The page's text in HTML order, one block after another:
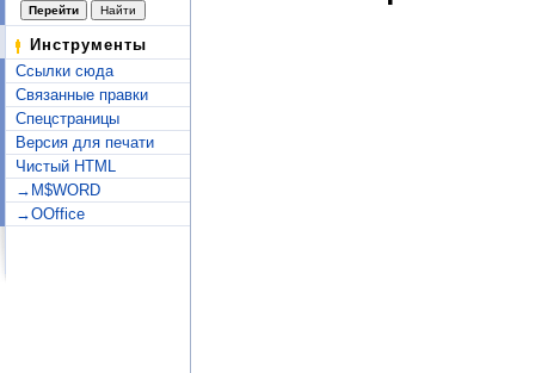
Инструменты
Ссылки сюда
Связанные правки
Спецстраницы
Версия для печати
Чистый HTML
→M$WORD
→OOffice